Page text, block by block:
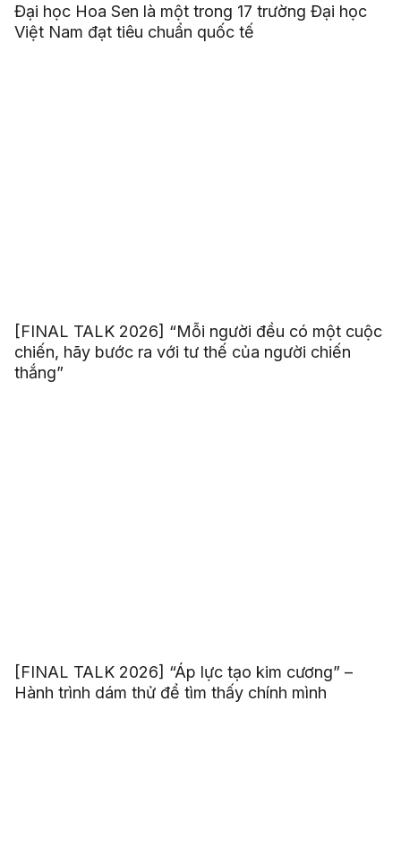
Đại học Hoa Sen là một trong 17 trường Đại học
Việt Nam đạt tiêu chuẩn quốc tế
[FINAL TALK 2026] “Mỗi người đều có một cuộc
chiến, hãy bước ra với tư thế của người chiến
thắng”
[FINAL TALK 2026] “Áp lực tạo kim cương” –
Hành trình dám thử để tìm thấy chính mình